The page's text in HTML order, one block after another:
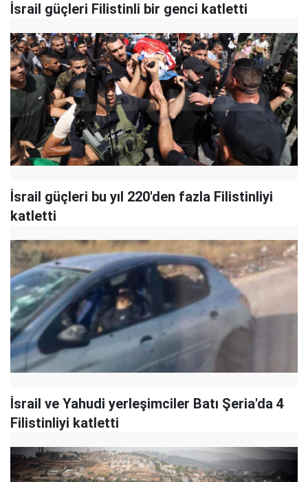
İsrail güçleri Filistinli bir genci katletti
İsrail güçleri bu yıl 220'den fazla Filistinliyi
katletti
İsrail ve Yahudi yerleşimciler Batı Şeria'da 4
Filistinliyi katletti